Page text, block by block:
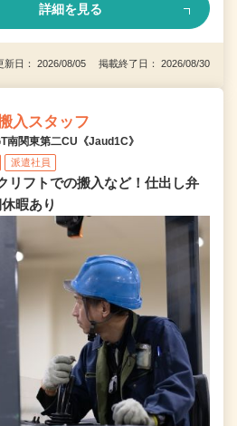
詳細を見る
新日： 2026/08/05 掲載終了日： 2026/08/30
入スタッフ
南関東第二CU《Jaud1C》
派遣社員
リフトでの搬入など！仕出し弁
暇あり